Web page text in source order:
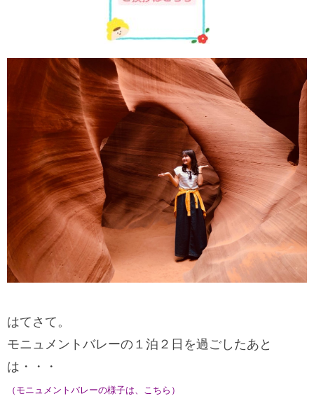
はてさて。
モニュメントバレーの１泊２日を過ごしたあと
は・・・
（モニュメントバレーの様子は、こちら）